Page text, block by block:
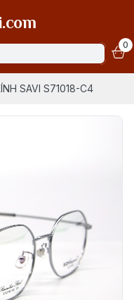
0
SAVI S71018-C4